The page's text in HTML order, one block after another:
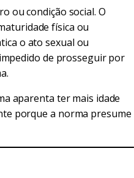
ou condição social. O
física ou
o ato sexual ou
de prosseguir por
aparenta ter mais idade
porque a norma presume